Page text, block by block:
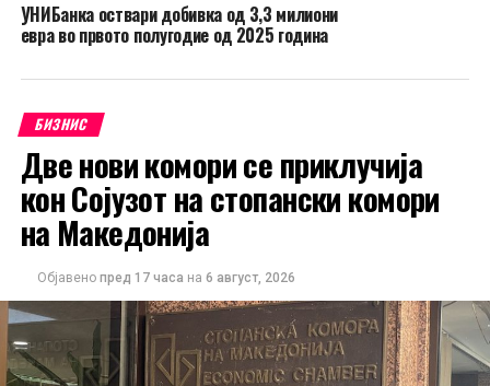
УНИБанка оствари добивка од 3,3 милиони
евра во првото полугодие од 2025 година
БИЗНИС
Две нови комори се приклучија
кон Сојузот на стопански комори
на Македонија
Објавено пред 17 часа на 6 август, 2026